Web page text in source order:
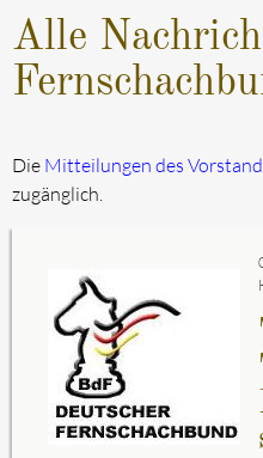
Alle
Die Mitteilungen des
zugänglich.